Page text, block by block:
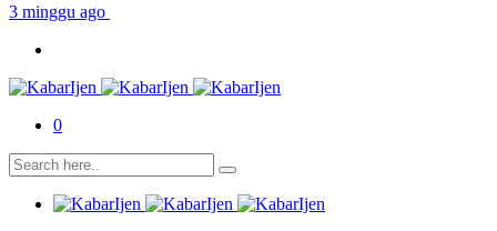
3 minggu ago
0